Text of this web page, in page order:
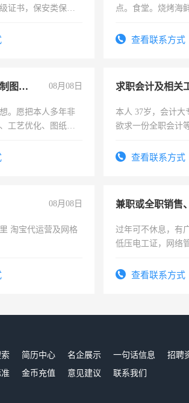
证书，保安类保安
几年工作经验
点。食堂。烧烤海
查看联系方式
兼职机械设计、制图、设备改造 08月08日
。愿把本人多年非
工艺优化、图纸制
未来。
求职会计及相关
本人 37岁，会计大
欲求一份全职会计
查看联系方式
08月08日
淘宝代运营及网格
过年可不休息，有
低压电工证，网络
查看联系方式
简历中心 名企展示 一句话信息 招聘
金币充值 意见建议 联系我们